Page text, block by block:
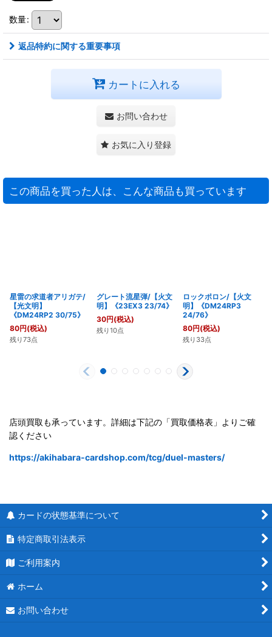
数量:
返品特約に関する重要事項
カートに入れる
お問い合わせ
お気に入り登録
この商品を買った人は、こんな商品も買っています
星雷の求道者アリガテ/
【光文明】
《DM24RP2 30/75》
80円(税込)
残り73点
グレート流星弾/【火文
明】《23EX3 23/74》
30円(税込)
残り10点
ロックポロン/【火文
明】《DM24RP3
24/76》
80円(税込)
残り33点
店頭買取も承っています。詳細は下記の「買取価格表」よりご確
認ください
https://akihabara-cardshop.com/tcg/duel-masters/
カードの状態基準について
特定商取引法表示
ご利用案内
ホーム
お問い合わせ